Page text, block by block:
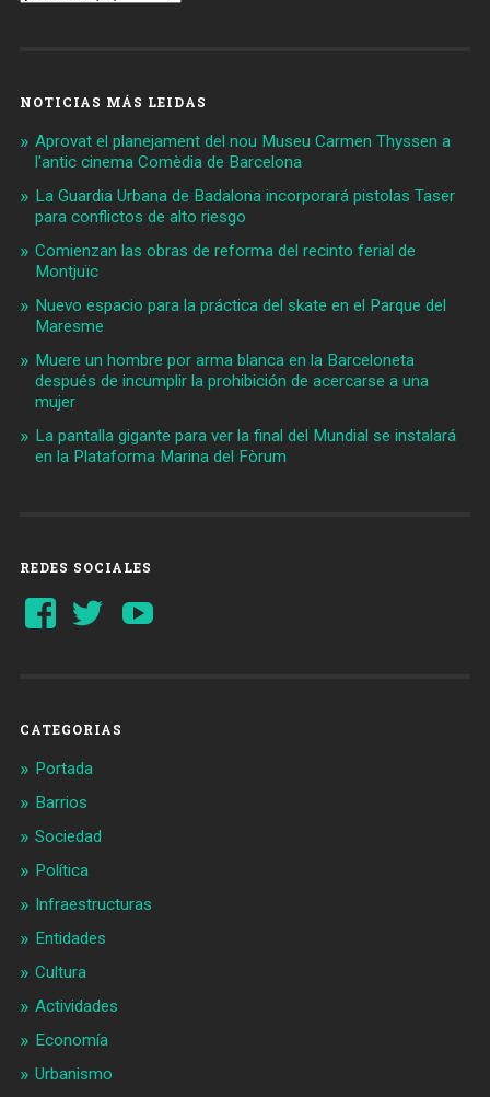
NOTICIAS MÁS LEIDAS
Aprovat el planejament del nou Museu Carmen Thyssen a
l'antic cinema Comèdia de Barcelona
La Guardia Urbana de Badalona incorporará pistolas Taser
para conflictos de alto riesgo
Comienzan las obras de reforma del recinto ferial de
Montjuïc
Nuevo espacio para la práctica del skate en el Parque del
Maresme
Muere un hombre por arma blanca en la Barceloneta
después de incumplir la prohibición de acercarse a una
mujer
La pantalla gigante para ver la final del Mundial se instalará
en la Plataforma Marina del Fòrum
REDES SOCIALES
Ver
perfil
Ver
perfil
CATEGORIAS
Portada
Barrios
Sociedad
Política
Infraestructuras
Entidades
Cultura
Actividades
Economía
Urbanismo